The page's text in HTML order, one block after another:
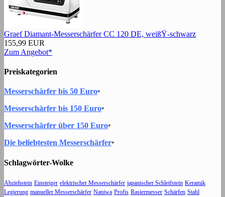
Graef Diamant-Messerschärfer CC 120 DE, weißŸ-schwarz
155,99 EUR
Zum Angebot*
Preiskategorien
Messerschärfer bis 50 Euro*
Messerschärfer bis 150 Euro*
Messerschärfer über 150 Euro*
Die beliebtesten Messerschärfer*
Schlagwörter-Wolke
Abziehstein Einsteiger elektrischer Messerschärfer japanischer Schleifstein Keramik
Legierung manueller Messerschärfer Naniwa Profis Rasiermesser Schärfen Stahl